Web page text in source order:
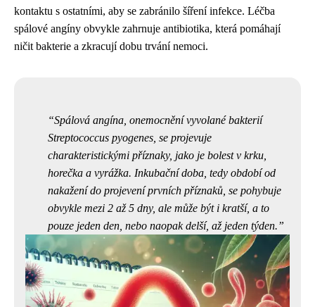
kontaktu s ostatními, aby se zabránilo šíření infekce. Léčba
spálové angíny obvykle zahrnuje antibiotika, která pomáhají
ničit bakterie a zkracují dobu trvání nemoci.
Spálová angína, onemocnění vyvolané bakterií
Streptococcus pyogenes, se projevuje
charakteristickými příznaky, jako je bolest v krku,
horečka a vyrážka. Inkubační doba, tedy období od
nakažení do projevení prvních příznaků, se pohybuje
obvykle mezi 2 až 5 dny, ale může být i kratší, a to
pouze jeden den, nebo naopak delší, až jeden týden.